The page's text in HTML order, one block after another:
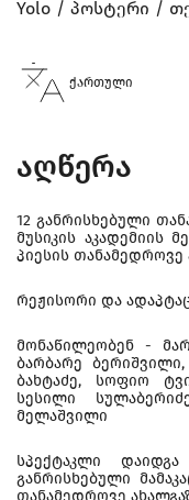
Yolo პოსტერი
ქართული
აღწერა
12 განრისხებული
მუსიკის აკადემიის
პიესის თანამედროვე
რეჟისორი და
მონაწილეობენ -
ბარბარე ბერიშვილი,
ბახტაძე, სოფიო
სესილი
მელაშვილი
სპექტაკლი
განრისხებული